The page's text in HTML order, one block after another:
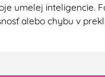
umelej
alebo chybu v